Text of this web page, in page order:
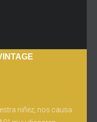
niñez, nos causa